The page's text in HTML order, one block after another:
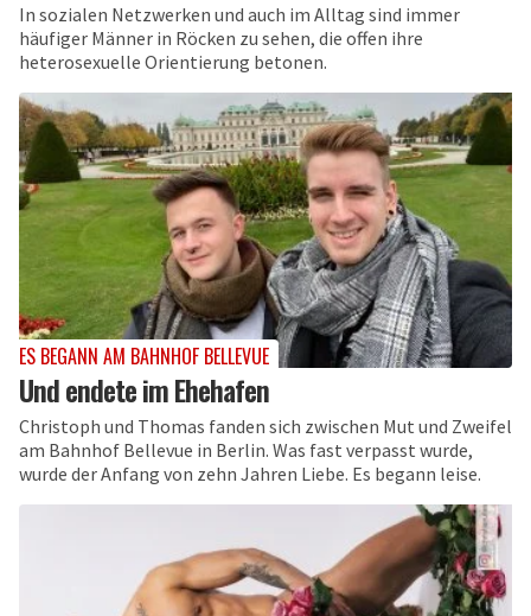
In sozialen Netzwerken und auch im Alltag sind immer
häufiger Männer in Röcken zu sehen, die offen ihre
heterosexuelle Orientierung betonen.
ES BEGANN AM BAHNHOF BELLEVUE
Und endete im Ehehafen
Christoph und Thomas fanden sich zwischen Mut und Zweifel
am Bahnhof Bellevue in Berlin. Was fast verpasst wurde,
wurde der Anfang von zehn Jahren Liebe. Es begann leise.